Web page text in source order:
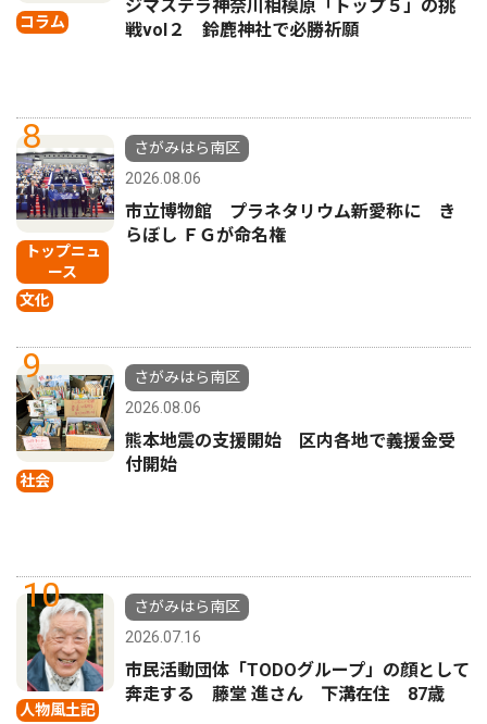
コラム
ジマステラ神奈川相模原「トップ５」の挑
戦vol２ 鈴鹿神社で必勝祈願
8
トップニュ
ース
文化
さがみはら南区
2026.08.06
市立博物館 プラネタリウム新愛称に き
らぼし ＦＧが命名権
9
社会
さがみはら南区
2026.08.06
熊本地震の支援開始 区内各地で義援金受
付開始
10
人物風土記
さがみはら南区
2026.07.16
市民活動団体「TODOグループ」の顔として
奔走する 藤堂 進さん 下溝在住 87歳